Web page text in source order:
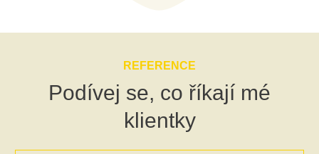
REFERENCE
Podívej se, co říkají mé
klientky